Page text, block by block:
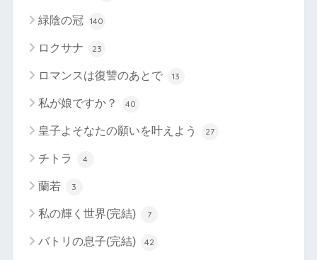
緑陰の冠 140
ロクサナ 23
ロマンスは復讐のあとで 13
私が娘ですか？ 40
皇子よそなたの願いを叶えよう 27
チトラ 4
蘭若 3
私の輝く世界(完結) 7
バトリの息子(完結) 42